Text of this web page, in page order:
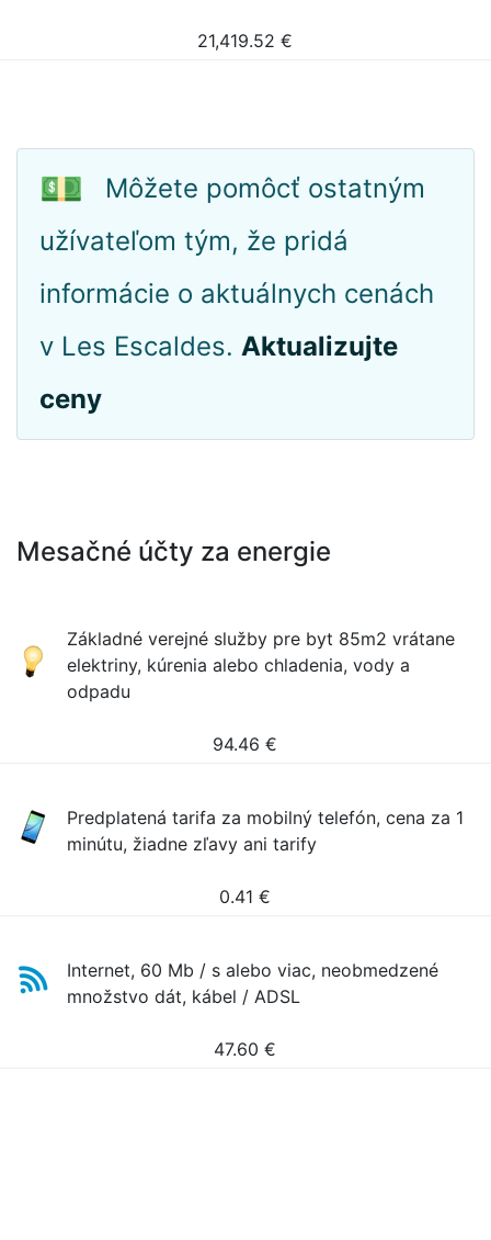
21,419.52 €
💵
Môžete pomôcť ostatným
užívateľom tým, že pridá
informácie o aktuálnych cenách
v Les Escaldes. Aktualizujte
ceny
Mesačné účty za energie
Základné verejné služby pre byt 85m2 vrátane
elektriny, kúrenia alebo chladenia, vody a
odpadu
94.46 €
Predplatená tarifa za mobilný telefón, cena za 1
minútu, žiadne zľavy ani tarify
0.41 €
Internet, 60 Mb / s alebo viac, neobmedzené
množstvo dát, kábel / ADSL
47.60 €